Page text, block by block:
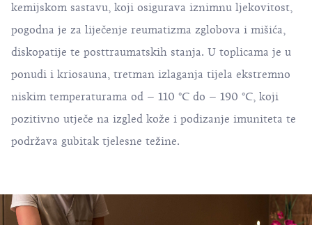
kemijskom sastavu, koji osigurava iznimnu ljekovitost,
pogodna je za liječenje reumatizma zglobova i mišića,
diskopatije te posttraumatskih stanja. U toplicama je u
ponudi i kriosauna, tretman izlaganja tijela ekstremno
niskim temperaturama od – 110 °C do – 190 °C, koji
pozitivno utječe na izgled kože i podizanje imuniteta te
podržava gubitak tjelesne težine.